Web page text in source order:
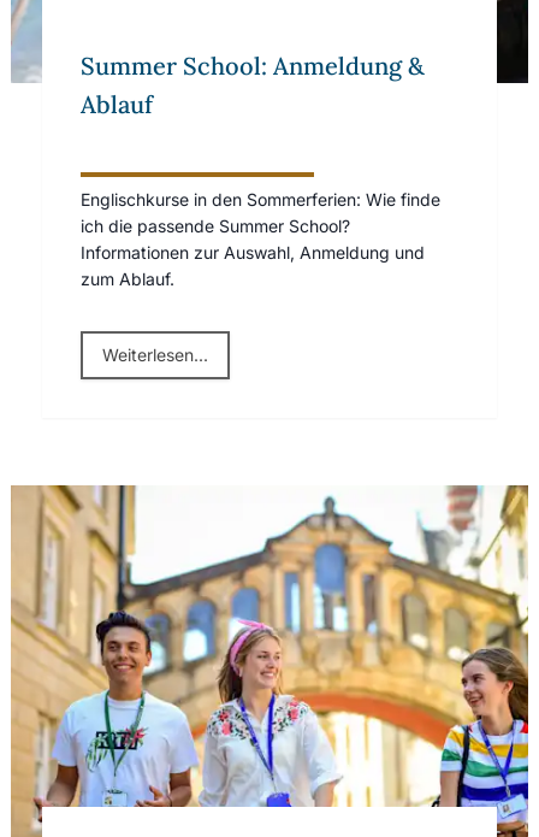
Summer School: Anmeldung &
Ablauf
Englischkurse in den Sommerferien: Wie finde
ich die passende Summer School?
Informationen zur Auswahl, Anmeldung und
zum Ablauf.
Weiterlesen...
Summer Schools